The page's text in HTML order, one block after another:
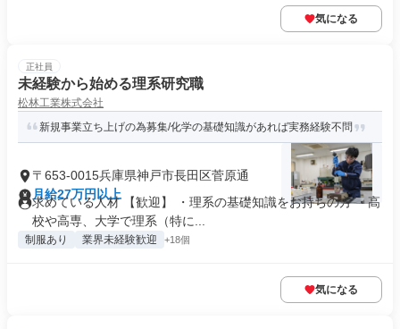
気になる
正社員
未経験から始める理系研究職
松林工業株式会社
新規事業立ち上げの為募集/化学の基礎知識があれば実務経験不問
〒653-0015兵庫県神戸市長田区菅原通
月給27万円以上
求めている人材 【歓迎】 ・理系の基礎知識をお持ちの方 ・高
校や高専、大学で理系（特に...
制服あり 業界未経験歓迎 +18個
気になる